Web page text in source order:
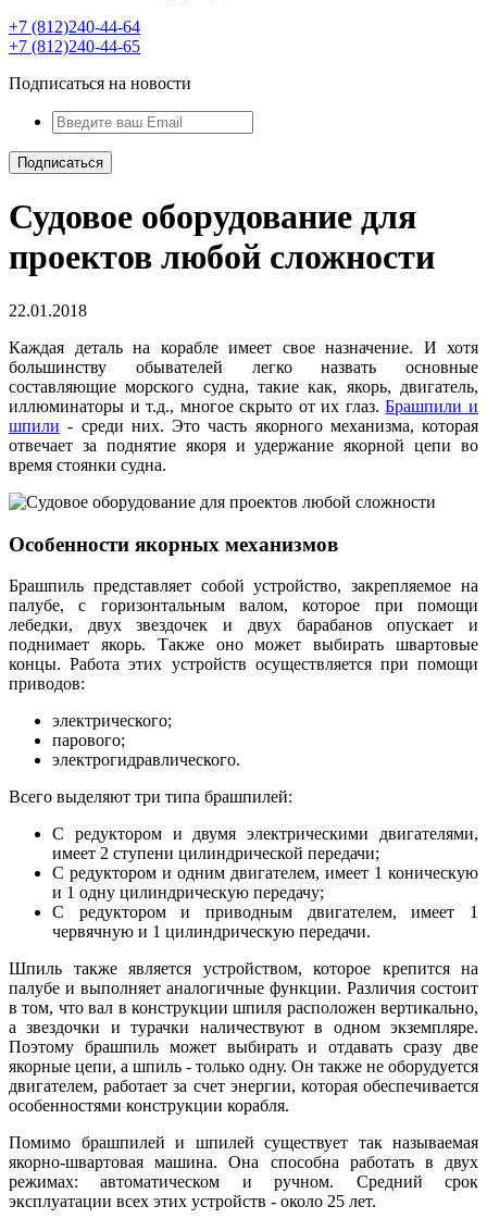
+7 (812)240-44-64
+7 (812)240-44-65
Подписаться на новости
Судовое оборудование для
проектов любой сложности
22.01.2018
Каждая деталь на корабле имеет свое назначение. И хотя
большинству обывателей легко назвать основные
составляющие морского судна, такие как, якорь, двигатель,
иллюминаторы и т.д., многое скрыто от их глаз.Брашпили и
шпили - среди них. Это часть якорного механизма, которая
отвечает за поднятие якоря и удержание якорной цепи во
время стоянки судна.
Особенности якорных механизмов
Брашпиль представляет собой устройство, закрепляемое на
палубе, с горизонтальным валом, которое при помощи
лебедки, двух звездочек и двух барабанов опускает и
поднимает якорь. Также оно может выбирать швартовые
концы. Работа этих устройств осуществляется при помощи
приводов:
электрического;
парового;
электрогидравлического.
Всего выделяют три типа брашпилей:
С редуктором и двумя электрическими двигателями,
имеет 2 ступени цилиндрической передачи;
С редуктором и одним двигателем, имеет 1 коническую
и 1 одну цилиндрическую передачу;
С редуктором и приводным двигателем, имеет 1
червячную и 1 цилиндрическую передачи.
Шпиль также является устройством, которое крепится на
палубе и выполняет аналогичные функции. Различия состоит
в том, что вал в конструкции шпиля расположен вертикально,
а звездочки и турачки наличествуют в одном экземпляре.
Поэтому брашпиль может выбирать и отдавать сразу две
якорные цепи, а шпиль - только одну. Он также не оборудуется
двигателем, работает за счет энергии, которая обеспечивается
особенностями конструкции корабля.
Помимо брашпилей и шпилей существует так называемая
якорно-швартовая машина. Она способна работать в двух
режимах: автоматическом и ручном. Средний срок
эксплуатации всех этих устройств - около 25 лет.